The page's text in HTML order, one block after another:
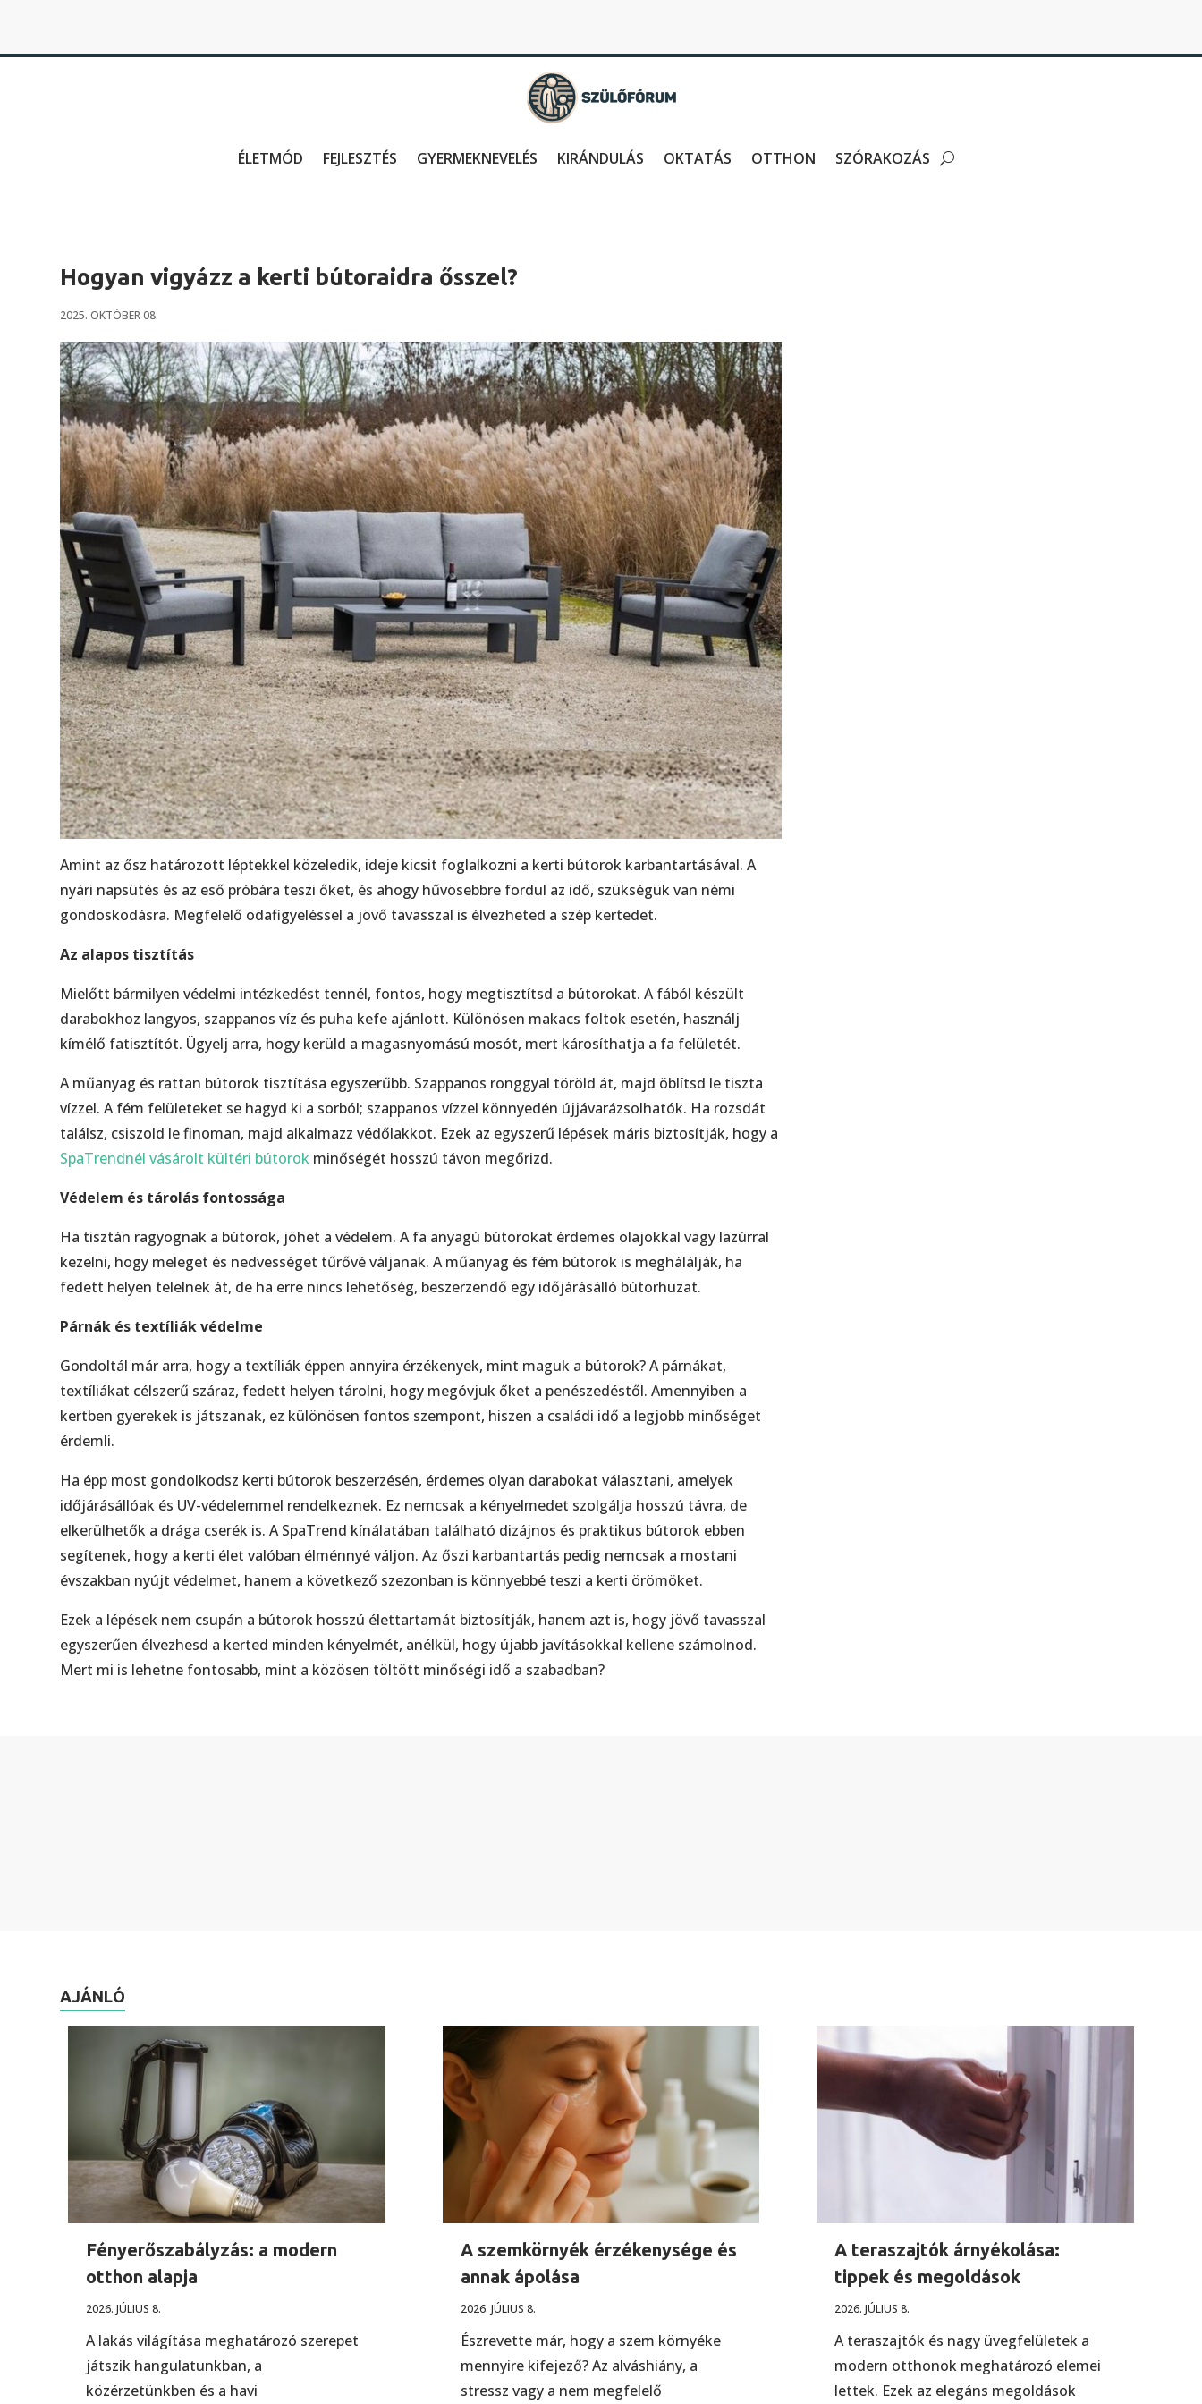
ÉLETMÓD FEJLESZTÉS GYERMEKNEVELÉS KIRÁNDULÁS OKTATÁS OTTHON SZÓRAKOZÁS
Hogyan vigyázz a kerti bútoraidra ősszel?
2025. OKTÓBER 08.
Amint az ősz határozott léptekkel közeledik, ideje kicsit foglalkozni a kerti bútorok karbantartásával. A
nyári napsütés és az eső próbára teszi őket, és ahogy hűvösebbre fordul az idő, szükségük van némi
gondoskodásra. Megfelelő odafigyeléssel a jövő tavasszal is élvezheted a szép kertedet.
Az alapos tisztítás
Mielőtt bármilyen védelmi intézkedést tennél, fontos, hogy megtisztítsd a bútorokat. A fából készült
darabokhoz langyos, szappanos víz és puha kefe ajánlott. Különösen makacs foltok esetén, használj
kímélő fatisztítót. Ügyelj arra, hogy kerüld a magasnyomású mosót, mert károsíthatja a fa felületét.
A műanyag és rattan bútorok tisztítása egyszerűbb. Szappanos ronggyal töröld át, majd öblítsd le tiszta
vízzel. A fém felületeket se hagyd ki a sorból; szappanos vízzel könnyedén újjávarázsolhatók. Ha rozsdát
találsz, csiszold le finoman, majd alkalmazz védőlakkot. Ezek az egyszerű lépések máris biztosítják, hogy a
SpaTrendnél vásárolt kültéri bútorok minőségét hosszú távon megőrizd.
Védelem és tárolás fontossága
Ha tisztán ragyognak a bútorok, jöhet a védelem. A fa anyagú bútorokat érdemes olajokkal vagy lazúrral
kezelni, hogy meleget és nedvességet tűrővé váljanak. A műanyag és fém bútorok is meghálálják, ha
fedett helyen telelnek át, de ha erre nincs lehetőség, beszerzendő egy időjárásálló bútorhuzat.
Párnák és textíliák védelme
Gondoltál már arra, hogy a textíliák éppen annyira érzékenyek, mint maguk a bútorok? A párnákat,
textíliákat célszerű száraz, fedett helyen tárolni, hogy megóvjuk őket a penészedéstől. Amennyiben a
kertben gyerekek is játszanak, ez különösen fontos szempont, hiszen a családi idő a legjobb minőséget
érdemli.
Ha épp most gondolkodsz kerti bútorok beszerzésén, érdemes olyan darabokat választani, amelyek
időjárásállóak és UV-védelemmel rendelkeznek. Ez nemcsak a kényelmedet szolgálja hosszú távra, de
elkerülhetők a drága cserék is. A SpaTrend kínálatában található dizájnos és praktikus bútorok ebben
segítenek, hogy a kerti élet valóban élménnyé váljon. Az őszi karbantartás pedig nemcsak a mostani
évszakban nyújt védelmet, hanem a következő szezonban is könnyebbé teszi a kerti örömöket.
Ezek a lépések nem csupán a bútorok hosszú élettartamát biztosítják, hanem azt is, hogy jövő tavasszal
egyszerűen élvezhesd a kerted minden kényelmét, anélkül, hogy újabb javításokkal kellene számolnod.
Mert mi is lehetne fontosabb, mint a közösen töltött minőségi idő a szabadban?
AJÁNLÓ
Fényerőszabályzás: a modern
otthon alapja
2026. JÚLIUS 8.
A lakás világítása meghatározó szerepet
játszik hangulatunkban, a
közérzetünkben és a havi
A szemkörnyék érzékenysége és
annak ápolása
2026. JÚLIUS 8.
Észrevette már, hogy a szem környéke
mennyire kifejező? Az alváshiány, a
stressz vagy a nem megfelelő
A teraszajtók árnyékolása:
tippek és megoldások
2026. JÚLIUS 8.
A teraszajtók és nagy üvegfelületek a
modern otthonok meghatározó elemei
lettek. Ezek az elegáns megoldások